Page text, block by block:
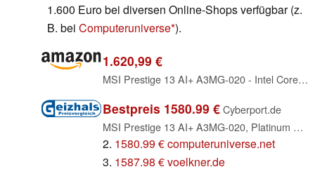
1.600 Euro bei diversen Online-Shops verfügbar (z.
B. bei Computeruniverse ).
1.620,99 €
MSI Prestige 13 AI+ A3MG-020 - Intel Core Ultra 9 386H / 2.1 GHz - Evo - Win 11 Home - Intel Graphic (0013Q4-020)(4711377422864)
Bestpreis 1580.99 € Cyberport.de
MSI Prestige 13 AI+ A3MG-020, Platinum Gray, Core Ultra 9 386H, 32GB RAM, 1TB SSD, DE (0013Q4-020)
2. 1580.99 € computeruniverse.net
3. 1587.98 € voelkner.de